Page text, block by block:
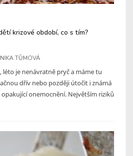
krizové období, co s tím?
TŮMOVÁ
léto je nenávratně pryč a máme tu
dřív nebo později útočit i známá
onemocnění. Největším riziků